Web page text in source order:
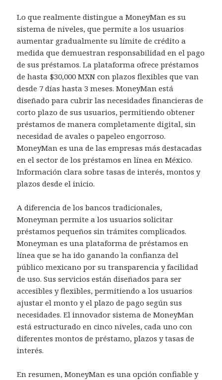
Lo que realmente distingue a MoneyMan es su
sistema de niveles, que permite a los usuarios
aumentar gradualmente su límite de crédito a
medida que demuestran responsabilidad en el pago
de sus préstamos. La plataforma ofrece préstamos
de hasta $30,000 MXN con plazos flexibles que van
desde 7 días hasta 3 meses. MoneyMan está
diseñado para cubrir las necesidades financieras de
corto plazo de sus usuarios, permitiendo obtener
préstamos de manera completamente digital, sin
necesidad de avales o papeleo engorroso.
MoneyMan es una de las empresas más destacadas
en el sector de los préstamos en línea en México.
Información clara sobre tasas de interés, montos y
plazos desde el inicio.
A diferencia de los bancos tradicionales,
Moneyman permite a los usuarios solicitar
préstamos pequeños sin trámites complicados.
Moneyman es una plataforma de préstamos en
línea que se ha ido ganando la confianza del
público mexicano por su transparencia y facilidad
de uso. Sus servicios están diseñados para ser
accesibles y flexibles, permitiendo a los usuarios
ajustar el monto y el plazo de pago según sus
necesidades. El innovador sistema de MoneyMan
está estructurado en cinco niveles, cada uno con
diferentes montos de préstamo, plazos y tasas de
interés.
En resumen, MoneyMan es una opción confiable y